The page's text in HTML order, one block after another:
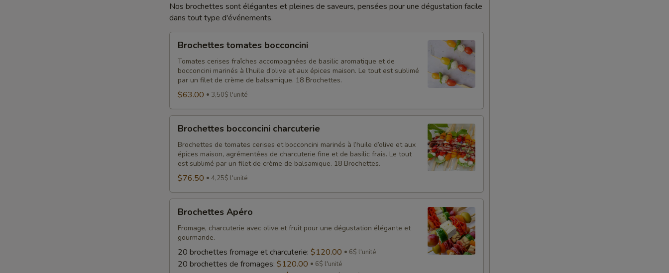
Nos brochettes sont élégantes et pleines de saveurs, pensées pour une dégustation facile
dans tout type d'événements.
tomates
bocconcini
Brochettes tomates bocconcini
Tomates cerises fraîches accompagnées de basilic aromatique et de
bocconcini marinés à l’huile d’olive et aux épices maison. Le tout est sublimé
par un filet de crème de balsamique. 18 Brochettes.
$63.00 3,50$ l'unité
bocconcini
charcuterie
Brochettes bocconcini charcuterie
Brochettes de tomates cerises et bocconcini marinés à l’huile d’olive et aux
épices maison, agrémentées de charcuterie fine et de basilic frais. Le tout
est sublimé par un filet de crème de balsamique. 18 Brochettes.
$76.50 4,25$ l'unité
Apéro
Brochettes Apéro
Fromage, charcuterie avec olive et fruit pour une dégustation élégante et
gourmande.
20 brochettes fromage et charcuterie: $120.00 6$ l'unité
20 brochettes de fromages: $120.00 6$ l'unité